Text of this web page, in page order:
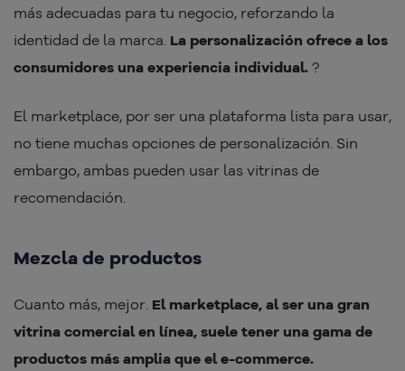
más adecuadas para tu negocio, reforzando la
identidad de la marca. La personalización ofrece a los
consumidores una experiencia individual. ?
El marketplace, por ser una plataforma lista para usar,
no tiene muchas opciones de personalización. Sin
embargo, ambas pueden usar las vitrinas de
recomendación.
Mezcla de productos
Cuanto más, mejor. El marketplace, al ser una gran
vitrina comercial en línea, suele tener una gama de
productos más amplia que el e-commerce.